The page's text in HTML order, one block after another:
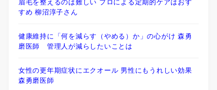
すめ 柳沼淳子さん
健康維持に「何を減らす（やめる）か」の心がけ 森勇
磨医師 管理人が減らしたいことは
女性の更年期症状にエクオール 男性にもうれしい効果
森勇磨医師